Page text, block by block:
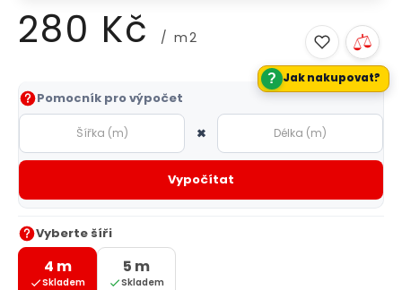
280 Kč / m2
Měrná
cena:
Pomocník pro výpočet
×
Vypočítat
Vyberte šíři
4 m
Skladem
5 m
Skladem
? Jak nakupovat?